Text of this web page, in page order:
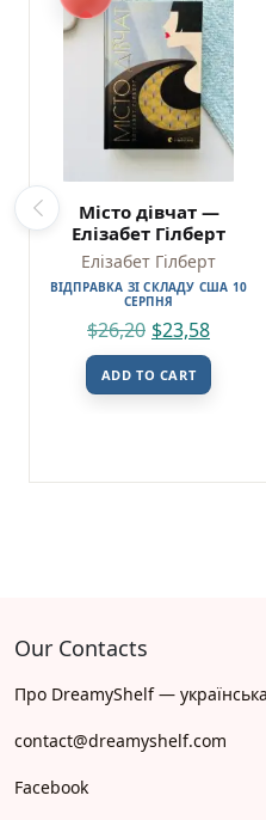
Місто дівчат —
Елізабет Гілберт
Елізабет Гілберт
ВІДПРАВКА ЗІ СКЛАДУ США 10
СЕРПНЯ
$26,20 $23,58
ADD TO CART
Our Contacts
Про DreamyShelf —
contact@dreamyshelf.com
Facebook